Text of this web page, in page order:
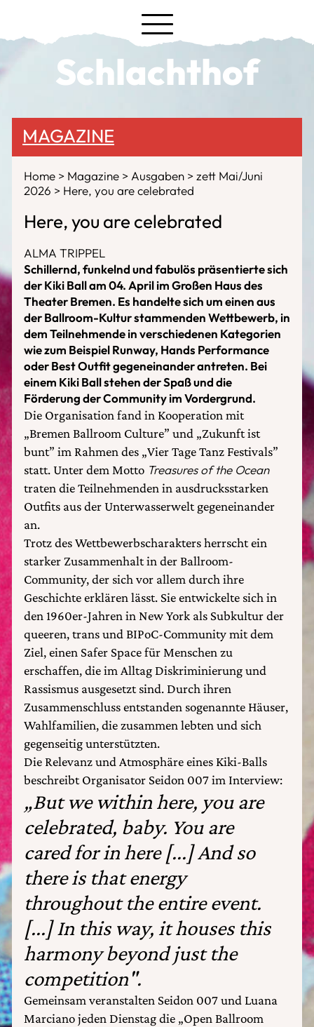
Schlachthof
MAGAZINE
Home Magazine Ausgaben
zett Mai/Juni
2026
Here, you are celebrated
Here, you are celebrated
ALMA TRIPPEL
Schillernd, funkelnd und fabulös präsentierte sich
der Kiki Ball am 04. April im Großen Haus des
Theater Bremen. Es handelte sich um einen aus
der Ballroom-Kultur stammenden Wettbewerb, in
dem Teilnehmende in verschiedenen Kategorien
wie zum Beispiel Runway, Hands Performance
oder Best Outfit gegeneinander antreten. Bei
einem Kiki Ball stehen der Spaß und die
Förderung der Community im Vordergrund.
Die Organisation fand in Kooperation mit
„Bremen Ballroom Culture” und „Zukunft ist
bunt” im Rahmen des „Vier Tage Tanz Festivals”
statt. Unter dem Motto Treasures of the Ocean
traten die Teilnehmenden in ausdrucksstarken
Outfits aus der Unterwasserwelt gegeneinander
an.
Trotz des Wettbewerbscharakters herrscht ein
starker Zusammenhalt in der Ballroom-
Community, der sich vor allem durch ihre
Geschichte erklären lässt. Sie entwickelte sich in
den 1960er-Jahren in New York als Subkultur der
queeren, trans und BIPoC-Community mit dem
Ziel, einen Safer Space für Menschen zu
erschaffen, die im Alltag Diskriminierung und
Rassismus ausgesetzt sind. Durch ihren
Zusammenschluss entstanden sogenannte Häuser,
Wahlfamilien, die zusammen lebten und sich
gegenseitig unterstützten.
Die Relevanz und Atmosphäre eines Kiki-Balls
beschreibt Organisator Seidon 007 im Interview:
„But we within here, you are
celebrated, baby. You are
cared for in here [...] And so
there is that energy
throughout the entire event.
[...] In this way, it houses this
harmony beyond just the
competition".
Gemeinsam veranstalten Seidon 007 und Luana
Marciano jeden Dienstag die „Open Ballroom